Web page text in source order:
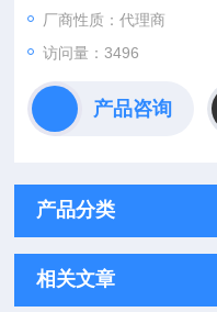
厂商性质：代理商
访问量：3496
产品咨询
产品分类
相关文章